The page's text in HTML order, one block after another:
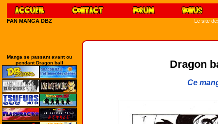
FAN MANGA DBZ Le site
Manga se passant avant ou
pendant Dragon ball
Dragon
Ce